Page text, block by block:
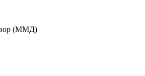
(ММД)